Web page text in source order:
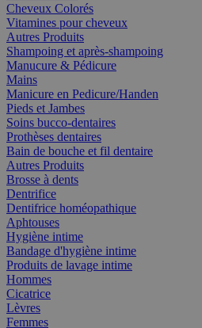
Cheveux Colorés
Vitamines pour cheveux
Autres Produits
Shampoing et après-shampoing
Manucure & Pédicure
Mains
Manicure en Pedicure/Handen
Pieds et Jambes
Soins bucco-dentaires
Prothèses dentaires
Bain de bouche et fil dentaire
Autres Produits
Brosse à dents
Dentrifice
Dentifrice homéopathique
Aphtouses
Hygiène intime
Bandage d'hygiène intime
Produits de lavage intime
Hommes
Cicatrice
Lèvres
Femmes